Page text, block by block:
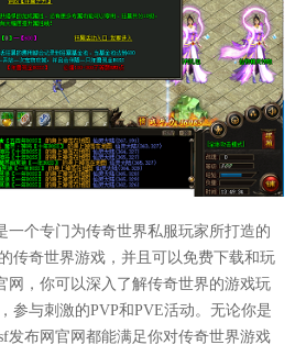
一个专门为传奇世界私服玩家所打造的
传奇世界游戏，并且可以免费下载和玩
网，你可以深入了解传奇世界的游戏玩
参与刺激的PVP和PVE活动。无论你是
发布网官网都能满足你对传奇世界游戏